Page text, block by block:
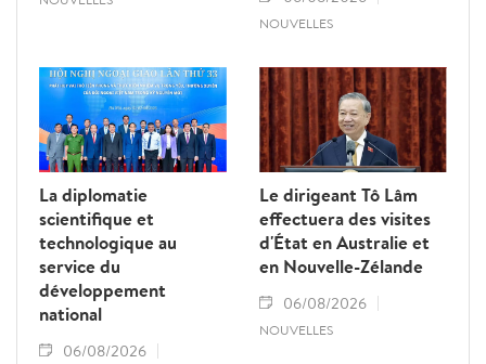
NOUVELLES
La diplomatie
scientifique et
technologique au
service du
développement
national
06/08/2026
Le dirigeant Tô Lâm
effectuera des visites
d'État en Australie et
en Nouvelle-Zélande
06/08/2026
NOUVELLES